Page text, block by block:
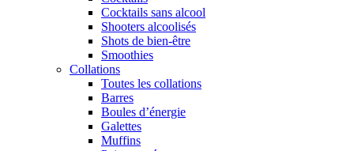
Cocktails sans alcool
Shooters alcoolisés
Shots de bien-être
Smoothies
Collations
Toutes les collations
Barres
Boules d’énergie
Galettes
Muffins